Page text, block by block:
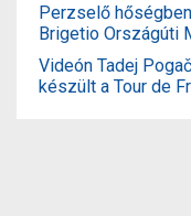
Perzselő
Brigetio Országúti
Videón Tadej
készült a Tour de